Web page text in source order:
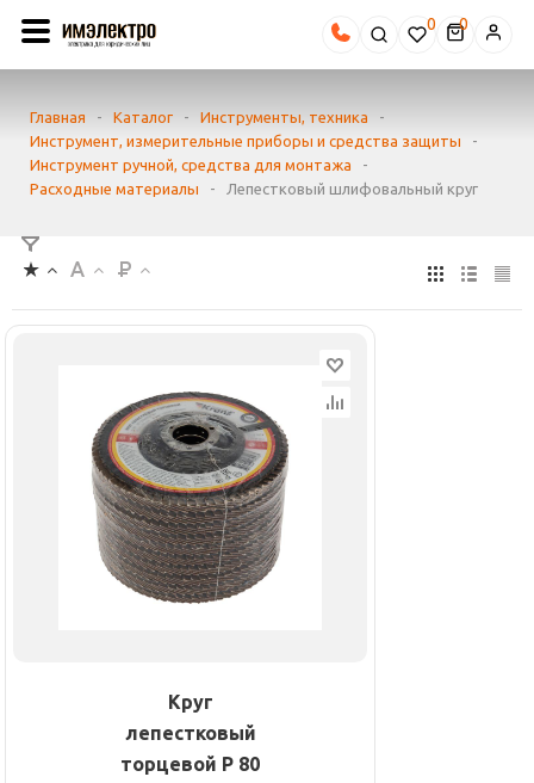
0
Главная - Каталог - Инструменты, техника
-
Инструмент, измерительные приборы и средства защиты
-
Инструмент ручной, средства для монтажа
-
Расходные материалы
- Лепестковый шлифовальный круг
Круг
лепестковый
торцевой P 80